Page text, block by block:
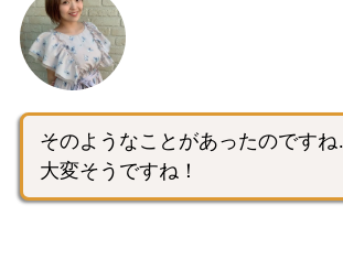
そのようなことがあったのです
大変そうですね！